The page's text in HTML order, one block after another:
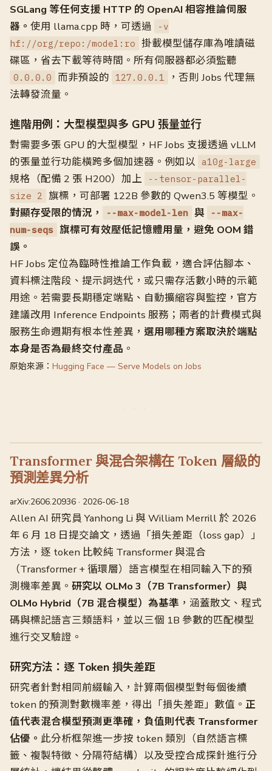
SGLang 等任何支援 HTTP 的 OpenAI 相容推論伺服
器。 使用 llama.cpp 時，可透過
-v
hf://org/repo:/model:ro 掛載模型儲存庫為唯讀磁
碟區，省去下載等待時間。所有伺服器都必須監聽
0.0.0.0 而非預設的 127.0.0.1
，否則 Jobs 代理無
法轉發流量。
進階用例：大型模型與多 GPU 張量並行
對需要多張 GPU 的大型模型，HF Jobs 支援透過 vLLM
的張量並行功能橫跨多個加速器。例如以 a10g-large
規格（配備 2 張 H200）加上
--tensor-parallel-
size 2
旗標，可部署 122B 參數的 Qwen3.5 等模型。
對顯存受限的情況，
--max-model-len 與
--max-
num-seqs 旗標可有效壓低記憶體用量，避免 OOM 錯
誤。
HF Jobs 定位為臨時性推論工作負載，適合評估腳本、
資料標注階段、提示詞迭代，或只需存活數小時的示範
用途。若需要長期穩定端點、自動擴縮容與監控，官方
建議改用 Inference Endpoints 服務；兩者的計費模式與
服務生命週期有根本性差異， 選用哪種方案取決於端點
本身是否為最終交付產品 。
原始來源： Hugging Face — Serve Models on Jobs
Transformer 與混合架構在 Token 層級的
預測差異分析
arXiv:2606.20936 · 2026-06-18
Allen AI 研究員 Yanhong Li 與 William Merrill 於 2026
年 6 月 18 日提交論文，透過「損失差距（loss gap）」
方法，逐 token 比較純 Transformer 與混合
（Transformer + 循環層）語言模型在相同輸入下的預
測機率差異。 研究以 OLMo 3（7B Transformer）與
OLMo Hybrid（7B 混合模型）為基準 ，涵蓋散文、程式
碼與標記語言三類語料，並以三個 1B 參數的匹配模型
進行交叉驗證。
研究方法：逐 Token 損失差距
研究者針對相同前綴輸入，計算兩個模型對每個後續
token 的預測對數機率差，得出「損失差距」數值。 正
值代表混合模型預測更準確，負值則代表 Transformer
佔優。 此分析框架進一步按 token 類別（自然語言標
籤、複製特徵、分隔符結構）以及受控合成探針進行分